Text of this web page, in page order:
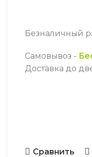
Безналичный
Самовывоз -
Доставка до
Сравнить